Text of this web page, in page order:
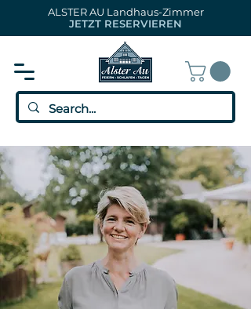
ALSTER AU Landhaus-Zimmer
JETZT RESERVIEREN